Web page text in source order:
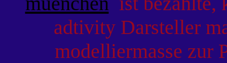
adtivity Darsteller
modelliermasse zur